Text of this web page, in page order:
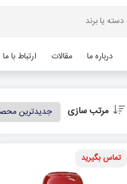
درباره ما مقالات ارتباط با ما
مرتب سازی
تماس بگیرید